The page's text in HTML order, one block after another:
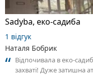
Sadyba, еко-садиба
1 відгук
Наталя Бобрик
Відпочивала в еко-
захваті! Дуже затишна